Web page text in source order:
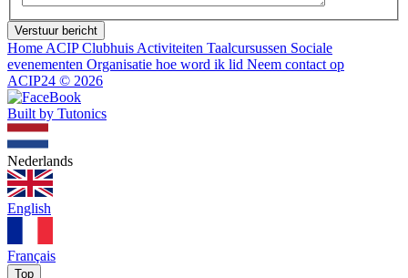
Verstuur bericht
Home ACIP Clubhuis Activiteiten Taalcursussen Sociale
evenementen Organisatie hoe word ik lid Neem contact op
ACIP24 © 2026
Built by Tutonics
Nederlands
English
Français
Top